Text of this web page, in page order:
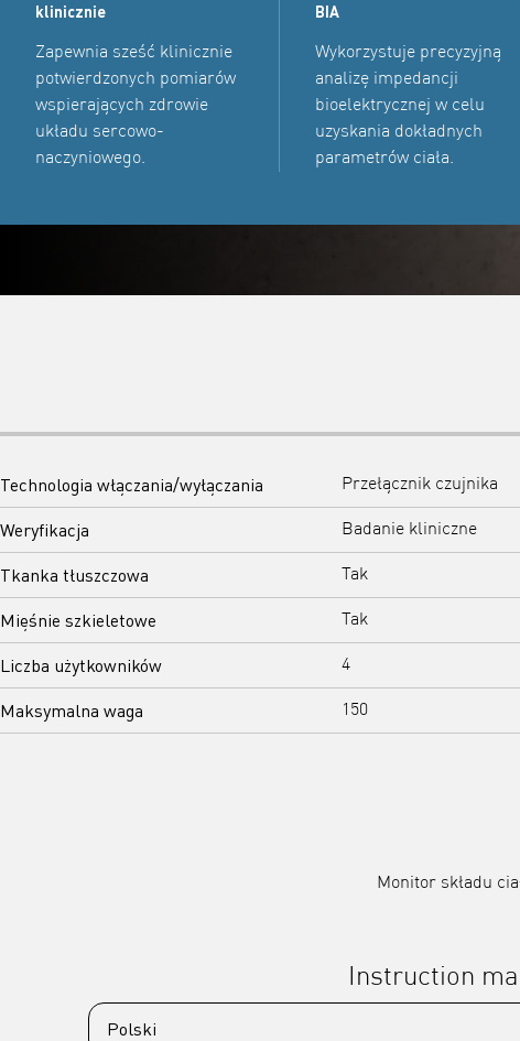
klinicznie
Zapewnia sześć klinicznie
potwierdzonych pomiarów
wspierających zdrowie
układu sercowo-
naczyniowego.
BIA
Wykorzystuje precyzyjną
analizę impedancji
bioelektrycznej w celu
uzyskania dokładnych
parametrów ciała.
Technologia włączania/wyłączania Przełącznik czujnika
Weryfikacja Badanie kliniczne
Tkanka tłuszczowa Tak
Mięśnie szkieletowe Tak
Liczba użytkowników 4
Maksymalna waga 150
Monitor składu
Instruction